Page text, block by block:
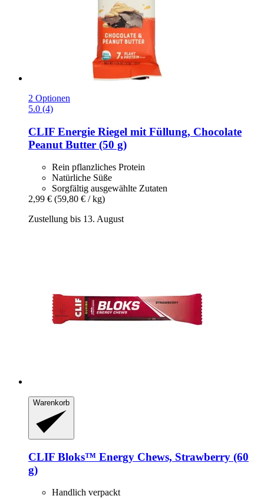
2 Optionen
5.0 (4)
CLIF Energie Riegel mit Füllung, Chocolate
Peanut Butter (50 g)
Rein pflanzliches Protein
Natürliche Süße
Sorgfältig ausgewählte Zutaten
2,99 € (59,80 € / kg)
Zustellung bis 13. August
Warenkorb
CLIF Bloks™ Energy Chews, Strawberry (60
g)
Handlich verpackt